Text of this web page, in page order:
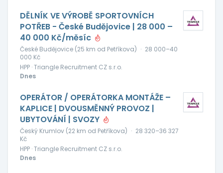
DĚLNÍK VE VÝROBĚ SPORTOVNÍCH
POTŘEB - České Budějovice | 28 000 –
40 000 Kč/měsíc
České Budějovice (25 km od Petříkova) · 28 000–40
000 Kč
HPP · Triangle Recruitment CZ s.r.o.
Dnes
OPERÁTOR / OPERÁTORKA MONTÁŽE –
KAPLICE | DVOUSMĚNNÝ PROVOZ |
UBYTOVÁNÍ | SVOZY
Český Krumlov (22 km od Petříkova) · 28 320–36 327
Kč
HPP · Triangle Recruitment CZ s.r.o.
Dnes